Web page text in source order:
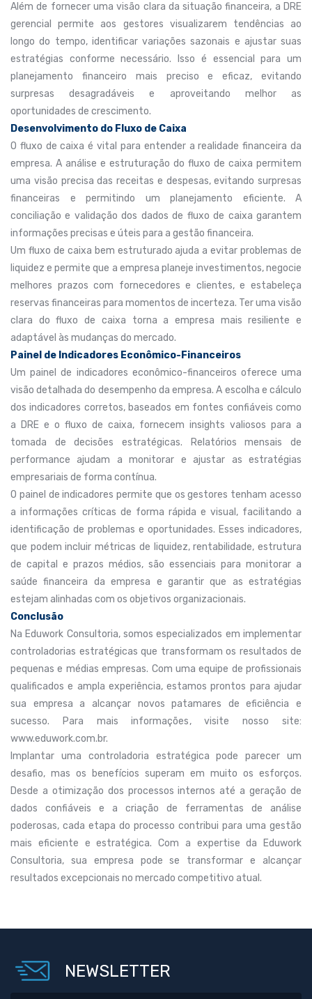
Além de fornecer uma visão clara da situação financeira, a DRE
gerencial permite aos gestores visualizarem tendências ao
longo do tempo, identificar variações sazonais e ajustar suas
estratégias conforme necessário. Isso é essencial para um
planejamento financeiro mais preciso e eficaz, evitando
surpresas desagradáveis e aproveitando melhor as
oportunidades de crescimento.
Desenvolvimento do Fluxo de Caixa
O fluxo de caixa é vital para entender a realidade financeira da
empresa. A análise e estruturação do fluxo de caixa permitem
uma visão precisa das receitas e despesas, evitando surpresas
financeiras e permitindo um planejamento eficiente. A
conciliação e validação dos dados de fluxo de caixa garantem
informações precisas e úteis para a gestão financeira.
Um fluxo de caixa bem estruturado ajuda a evitar problemas de
liquidez e permite que a empresa planeje investimentos, negocie
melhores prazos com fornecedores e clientes, e estabeleça
reservas financeiras para momentos de incerteza. Ter uma visão
clara do fluxo de caixa torna a empresa mais resiliente e
adaptável às mudanças do mercado.
Painel de Indicadores Econômico-Financeiros
Um painel de indicadores econômico-financeiros oferece uma
visão detalhada do desempenho da empresa. A escolha e cálculo
dos indicadores corretos, baseados em fontes confiáveis como
a DRE e o fluxo de caixa, fornecem insights valiosos para a
tomada de decisões estratégicas. Relatórios mensais de
performance ajudam a monitorar e ajustar as estratégias
empresariais de forma contínua.
O painel de indicadores permite que os gestores tenham acesso
a informações críticas de forma rápida e visual, facilitando a
identificação de problemas e oportunidades. Esses indicadores,
que podem incluir métricas de liquidez, rentabilidade, estrutura
de capital e prazos médios, são essenciais para monitorar a
saúde financeira da empresa e garantir que as estratégias
estejam alinhadas com os objetivos organizacionais.
Conclusão
Na Eduwork Consultoria, somos especializados em implementar
controladorias estratégicas que transformam os resultados de
pequenas e médias empresas. Com uma equipe de profissionais
qualificados e ampla experiência, estamos prontos para ajudar
sua empresa a alcançar novos patamares de eficiência e
sucesso. Para mais informações, visite nosso site:
www.eduwork.com.br.
Implantar uma controladoria estratégica pode parecer um
desafio, mas os benefícios superam em muito os esforços.
Desde a otimização dos processos internos até a geração de
dados confiáveis e a criação de ferramentas de análise
poderosas, cada etapa do processo contribui para uma gestão
mais eficiente e estratégica. Com a expertise da Eduwork
Consultoria, sua empresa pode se transformar e alcançar
resultados excepcionais no mercado competitivo atual.
NEWSLETTER